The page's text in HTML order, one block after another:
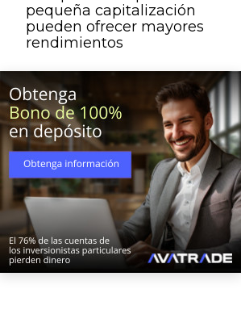
pequeña capitalización
pueden ofrecer mayores
rendimientos